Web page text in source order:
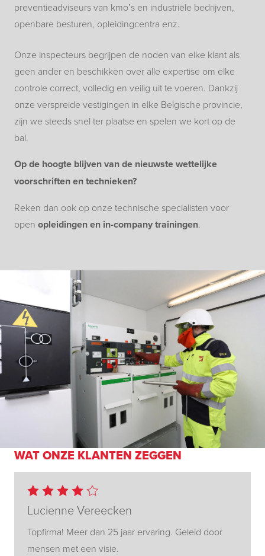
preventieadviseurs van kmo’s en industriële bedrijven,
openbare besturen, opleidingcentra enz.
Onze inspecteurs begrijpen de noden van elke klant als
geen ander en beschikken over alle expertise om elke
controle correct, volledig en veilig uit te voeren. Dankzij
onze verspreide vestigingen in elke Belgische provincie,
zijn we steeds snel ter plaatse en spelen we kort op de
bal.
Op de hoogte blijven van de nieuwste wettelijke
voorschriften en technieken?
Reken dan ook op onze technische specialisten voor
open opleidingen en in-company trainingen.
WAT ONZE KLANTEN ZEGGEN
Lucienne Vereecken
Topfirma! Meer dan 25 jaar ervaring. Geleid door
mensen met een visie.